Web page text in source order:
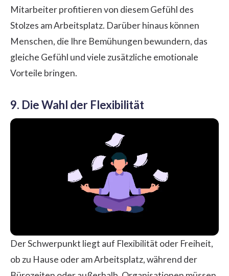
Mitarbeiter profitieren von diesem Gefühl des
Stolzes am Arbeitsplatz. Darüber hinaus können
Menschen, die Ihre Bemühungen bewundern, das
gleiche Gefühl und viele zusätzliche emotionale
Vorteile bringen.
9. Die Wahl der Flexibilität
Der Schwerpunkt liegt auf Flexibilität oder Freiheit,
ob zu Hause oder am Arbeitsplatz, während der